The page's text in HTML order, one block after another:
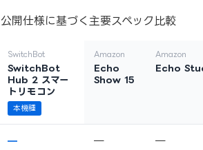
開仕様に基づく主要スペック比較
SwitchBot
SwitchBot
Hub 2 スマー
トリモコン
本機種
Amazon
Echo
Show 15
Amazon
Echo
— — —